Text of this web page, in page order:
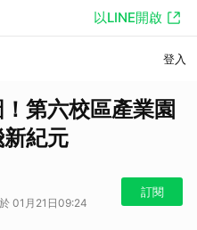
以LINE開啟
登入
第六校區產業園
紀元
01月21日09:24
訂閱